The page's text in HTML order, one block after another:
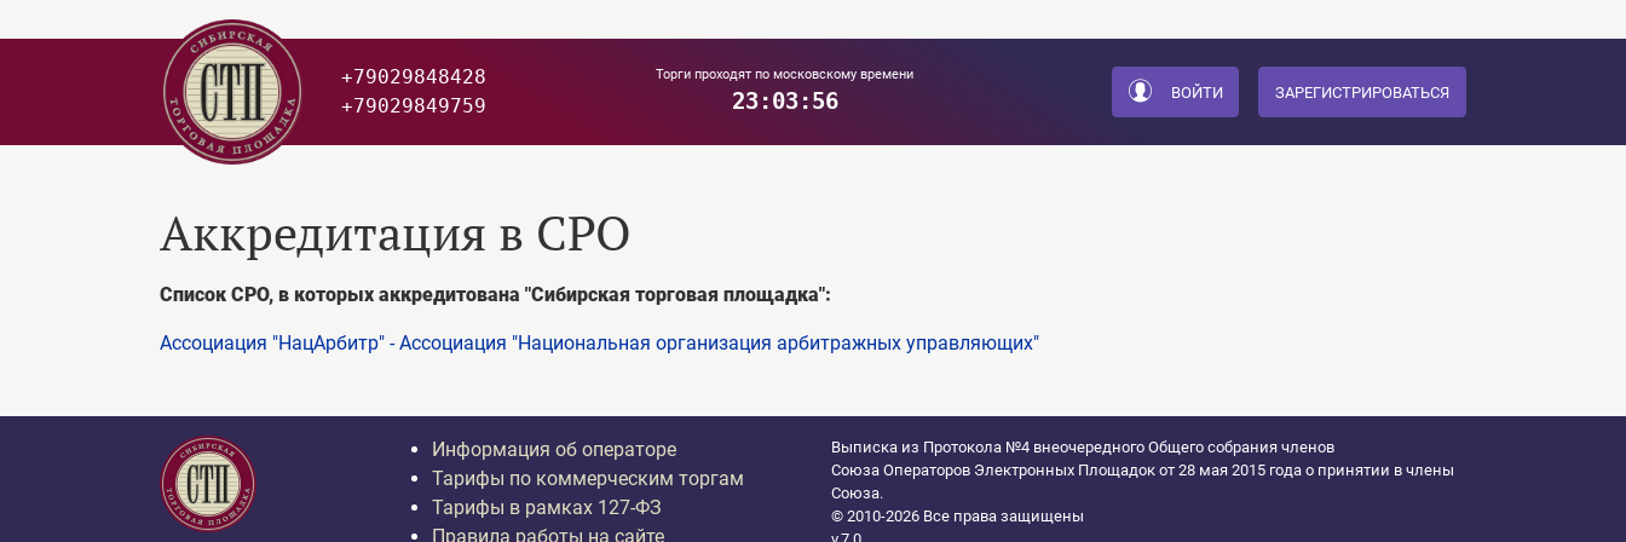
+79029848428
+79029849759
Торги проходят по московскому времени
23:03:56 ВОЙТИ ЗАРЕГИСТРИРОВАТЬСЯ
Аккредитация в СРО
Список СРО, в которых аккредитована "Сибирская торговая площадка":
Ассоциация "НацАрбитр" - Ассоциация "Национальная организация арбитражных управляющих"
Информация об операторе
Тарифы по коммерческим торгам
Тарифы в рамках 127-ФЗ
Правила работы на сайте
Выписка из Протокола №4 внеочередного Общего собрания членов
Союза Операторов Электронных Площадок от 28 мая 2015 года о принятии в члены
Союза.
© 2010-2026 Все права защищены